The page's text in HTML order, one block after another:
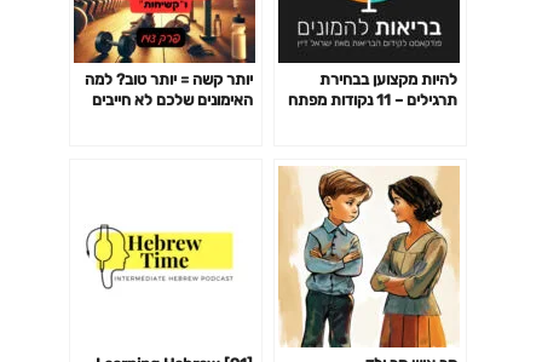
להיות מקצוען בבחירת
תרגילים – 11 נקודות מפתח
יותר קשה = יותר טוב? למה
האימונים שלכם לא חייבים